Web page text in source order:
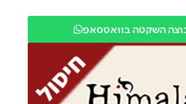
השקטה בוואטסאפ